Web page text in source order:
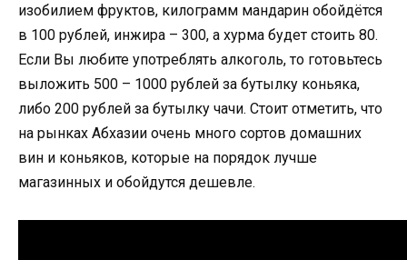
изобилием фруктов, килограмм мандарин обойдётся
в 100 рублей, инжира – 300, а хурма будет стоить 80.
Если Вы любите употреблять алкоголь, то готовьтесь
выложить 500 – 1000 рублей за бутылку коньяка,
либо 200 рублей за бутылку чачи. Стоит отметить, что
на рынках Абхазии очень много сортов домашних
вин и коньяков, которые на порядок лучше
магазинных и обойдутся дешевле.